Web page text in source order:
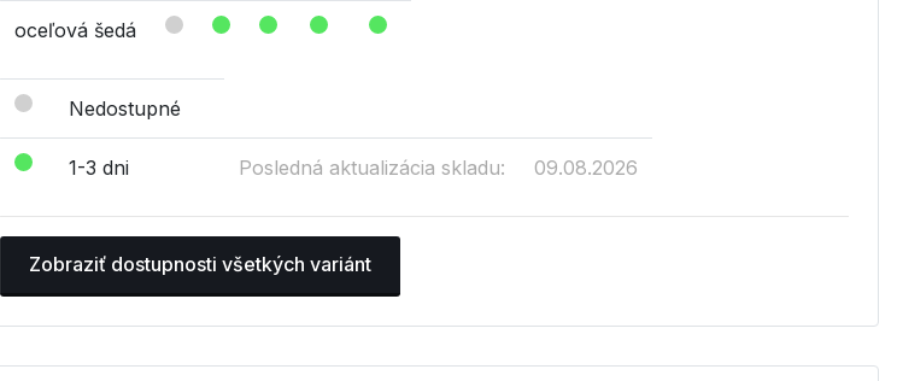
oceľová šedá
Nedostupné
1-3 dni Posledná aktualizácia skladu: 09.08.2026
Zobraziť dostupnosti všetkých variánt